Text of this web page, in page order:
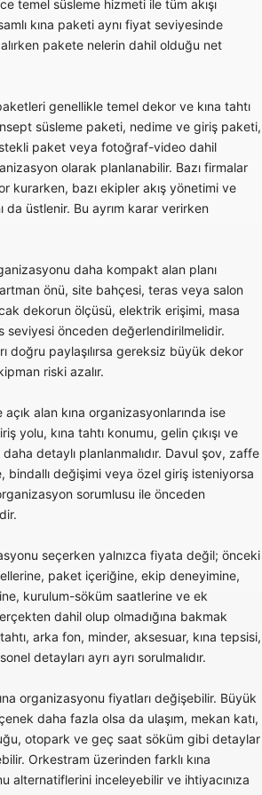
temel süsleme hizmeti ile tüm akışı
kına paketi aynı fiyat seviyesinde
pakete nelerin dahil olduğu net
genellikle temel dekor ve kına tahtı
süsleme paketi, nedime ve giriş paketi,
paket veya fotoğraf-video dahil
olarak planlanabilir. Bazı firmalar
kurarken, bazı ekipler akış yönetimi ve
da üstlenir. Bu ayrım karar verirken
daha kompakt alan planı
önü, site bahçesi, teras veya salon
dekorun ölçüsü, elektrik erişimi, masa
seviyesi önceden değerlendirilmelidir.
doğru paylaşılırsa gereksiz büyük dekor
riski azalır.
alan kına organizasyonlarında ise
yolu, kına tahtı konumu, gelin çıkışı ve
daha detaylı planlanmalıdır. Davul şov, zaffe
bindallı değişimi veya özel giriş isteniyorsa
sorumlusu ile önceden
seçerken yalnızca fiyata değil; önceki
paket içeriğine, ekip deneyimine,
kurulum-söküm saatlerine ve ek
dahil olup olmadığına bakmak
arka fon, minder, aksesuar, kına tepsisi,
detayları ayrı ayrı sorulmalıdır.
organizasyonu fiyatları değişebilir. Büyük
daha fazla olsa da ulaşım, mekan katı,
otopark ve geç saat söküm gibi detaylar
Orkestram üzerinden farklı kına
alternatiflerini inceleyebilir ve ihtiyacınıza